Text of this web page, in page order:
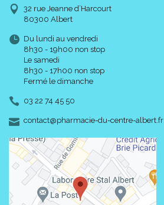
32 rue Jeanne d’Harcourt
80300 Albert
Du lundi au vendredi
8h30 - 19h00 non stop
Le samedi
8h30 - 17h00 non stop
Fermé le dimanche
03 22 74 45 50
contact-
@-
pharmacie-du-centre-albert.fr